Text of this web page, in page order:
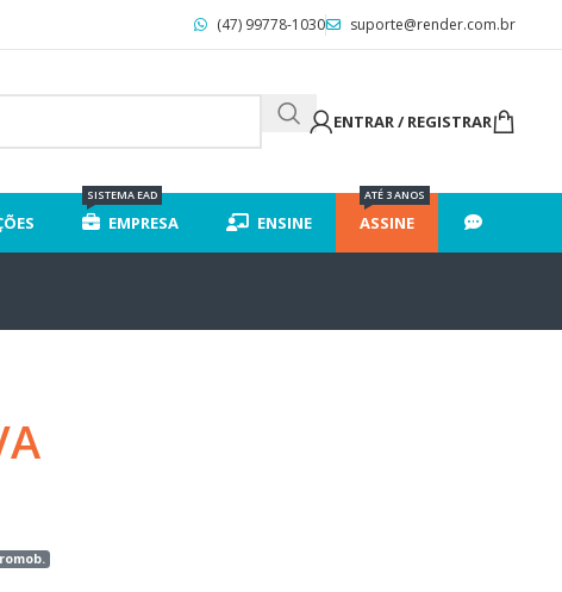
(47) 99778-1030 suporte@render.com.br
ENTRAR / REGISTRAR
EMPRESA
SISTEMA EAD
ENSINE ASSINE
ATÉ 3 ANOS